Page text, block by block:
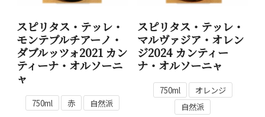
スピリタス・テッレ・
モンテプルチアーノ・
ダブルッツォ2021 カン
ティーナ・オルソーニ
ャ
750ml 赤 自然派
スピリタス・テッレ・
マルヴァジア・オレン
ジ2024 カンティー
ナ・オルソーニャ
750ml
オレンジ
自然派